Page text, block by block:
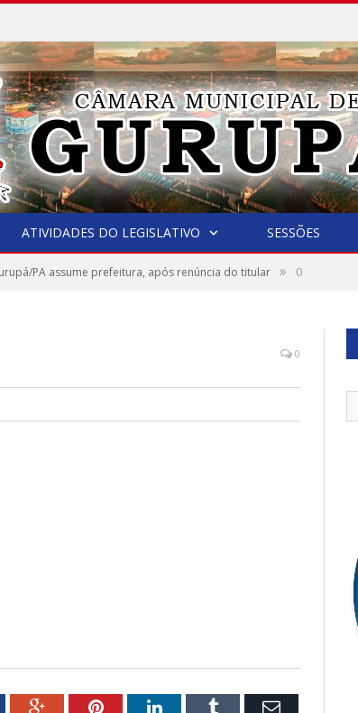
ATIVIDADES DO LEGISLATIVO SESSÕES
PA assume prefeitura, após renúncia do titular » 0
0
Google+PinterestLinkedInTumblr Email